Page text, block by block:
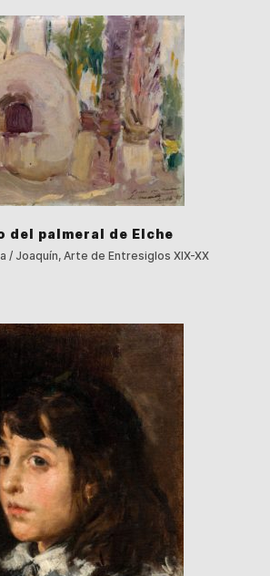
del palmeral de Elche
/ Joaquín, Arte de Entresiglos XIX-XX